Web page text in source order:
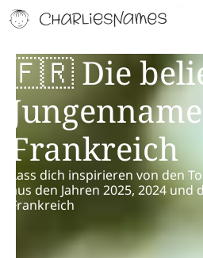
🇫🇷 Die
Frankreich
Lass dich inspirieren von den
aus den Jahren 2025, 2024 und
Frankreich